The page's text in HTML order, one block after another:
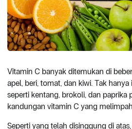
Vitamin C banyak ditemukan di
apel, beri, tomat, dan kiwi. Tak hanya
seperti kentang, brokoli, dan paprika
kandungan vitamin C yang
Seperti yang telah disinggung di